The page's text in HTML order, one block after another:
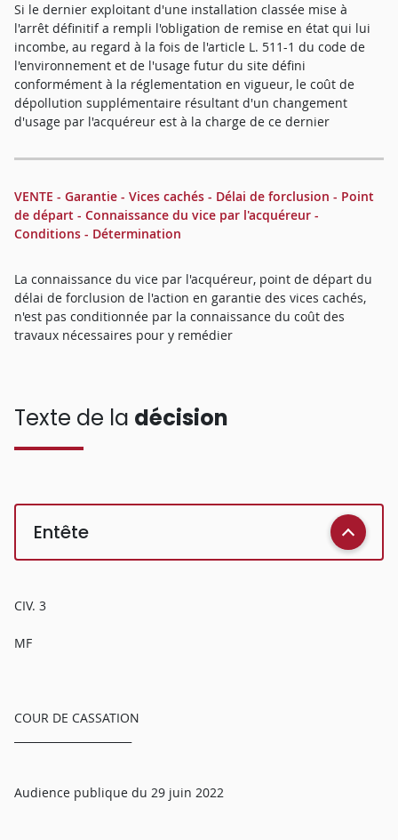
Si le dernier exploitant d'une installation classée mise à
l'arrêt définitif a rempli l'obligation de remise en état qui lui
incombe, au regard à la fois de l'article L. 511-1 du code de
l'environnement et de l'usage futur du site défini
conformément à la réglementation en vigueur, le coût de
dépollution supplémentaire résultant d'un changement
d'usage par l'acquéreur est à la charge de ce dernier
VENTE - Garantie - Vices cachés - Délai de forclusion - Point
de départ - Connaissance du vice par l'acquéreur -
Conditions - Détermination
La connaissance du vice par l'acquéreur, point de départ du
délai de forclusion de l'action en garantie des vices cachés,
n'est pas conditionnée par la connaissance du coût des
travaux nécessaires pour y remédier
Texte de la décision
Entête
CIV. 3
MF
COUR DE CASSATION
Audience publique du 29 juin 2022